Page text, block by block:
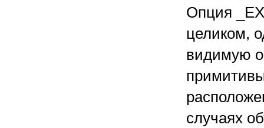
Опция
целиком,
видимую
случаях